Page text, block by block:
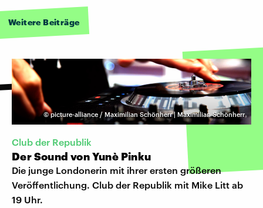
Weitere Beiträge
©picture-alliance / Maximilian Schönherr | Maximilian Schönherr
Club der Republik
Der Sound von Yunè Pinku
Die junge Londonerin mit ihrer ersten größeren
Veröffentlichung. Club der Republik mit Mike Litt ab
19 Uhr.